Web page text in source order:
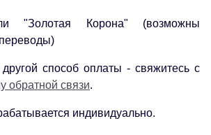
"Золотая Корона" (возможны
способ оплаты - свяжитесь с
обратной связи.
индивидуально.